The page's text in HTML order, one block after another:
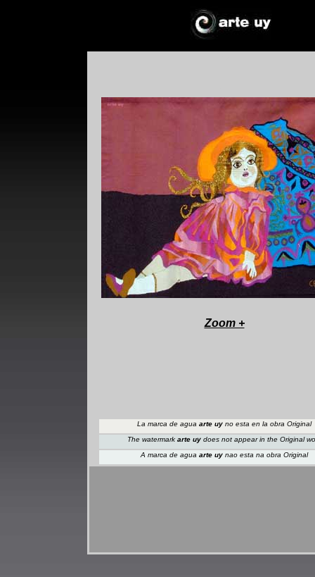
Zoom +
La marca de agua arte uy no esta en la obra Original
The watermark arte uy does not appearin the Original
A marca de agua arte uy nao esta na obra Original